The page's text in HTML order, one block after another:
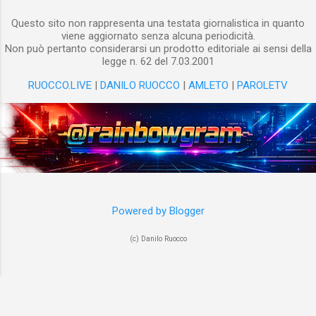
Questo sito non rappresenta una testata giornalistica in quanto
viene aggiornato senza alcuna periodicità.
Non può pertanto considerarsi un prodotto editoriale ai sensi della
legge n. 62 del 7.03.2001
RUOCCO.LIVE | DANILO RUOCCO | AMLETO | PAROLETV
Powered by Blogger
(c) Danilo Ruocco